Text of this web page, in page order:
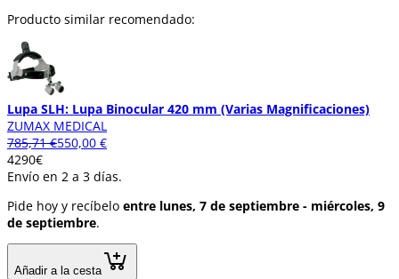
Producto similar recomendado:
Lupa SLH: Lupa Binocular 420 mm (Varias Magnificaciones)
ZUMAX MEDICAL
785,71 €550,00 €
4290€
Envío en 2 a 3 días.
Pide hoy y recíbelo entre lunes, 7 de septiembre - miércoles, 9
de septiembre.
Añadir a la cesta